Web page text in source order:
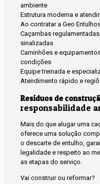
ambiente
Estrutura moderna e
Ao contratar a Geo
Caçambas
sinalizadas
Caminhões e
condições
Equipe treinada e
Atendimento rápido e
Resíduos de
responsabilidade
Mais do que alugar uma
oferece uma solução
o descarte de entulho,
legalidade e respeito ao
as etapas do serviço.
Vai construir ou reformar?